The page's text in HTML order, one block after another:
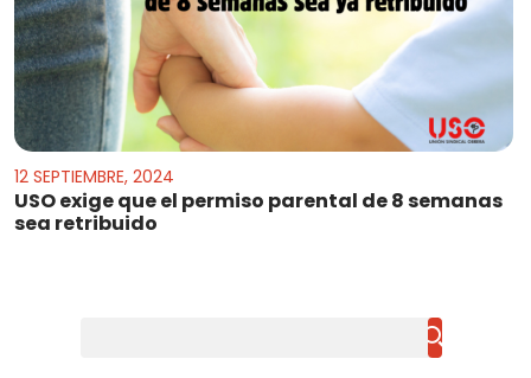
12 SEPTIEMBRE, 2024
USO exige que el permiso parental de 8 semanas
sea retribuido